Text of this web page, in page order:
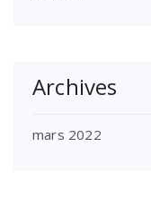
Archives
mars 2022